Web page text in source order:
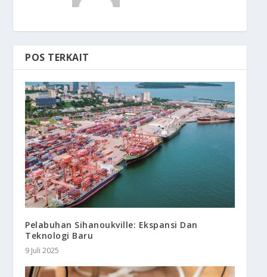
POS TERKAIT
Pelabuhan Sihanoukville: Ekspansi Dan
Teknologi Baru
9 Juli 2025